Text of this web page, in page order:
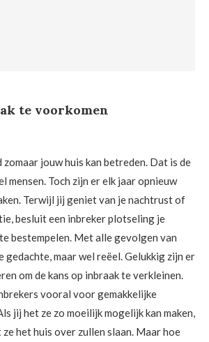
te voorkomen
zomaar jouw huis kan betreden. Dat is de
mensen. Toch zijn er elk jaar opnieuw
Terwijl jij geniet van je nachtrust of
besluit een inbreker plotseling je
bestempelen. Met alle gevolgen van
gedachte, maar wel reëel. Gelukkig zijn er
om de kans op inbraak te verkleinen.
vooral voor gemakkelijke
jij het ze zo moeilijk mogelijk kan maken,
het huis over zullen slaan. Maar hoe